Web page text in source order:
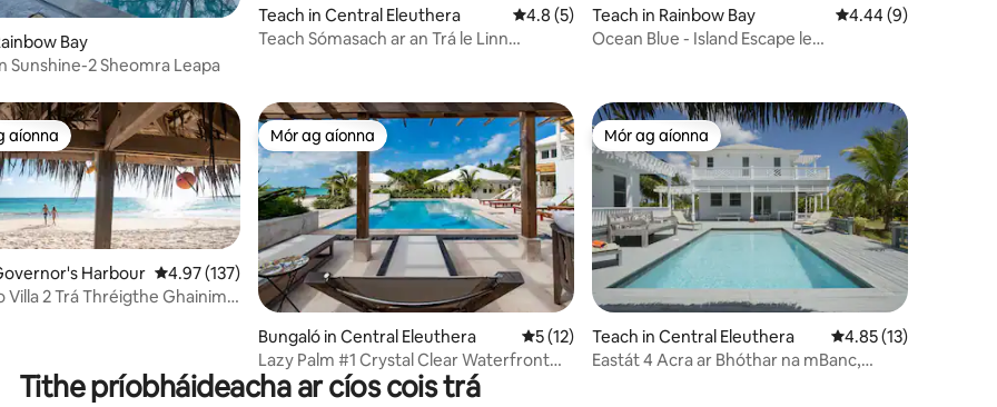
léirmheas
Bay
Sunshine-2 Sheomra Leapa
Teach in Central Eleuthera Meánrátáil 4.8 as 5, 5 léirmheas
4.8 (5)
Teach Sómasach ar an Trá le Linn
Teach in Rainbow Bay Meánrátáil 4.44 as
4.44 (9)
Ocean Blue - Island Escape le
ag aíonna
aíonna
Harbour Meánrátáil 4.97 as 5, 137 léirmheas
4.97 (137)
Villa 2 Trá Thréigthe Ghainimh
Mór ag aíonna
Mór ag aíonna
Bungaló in Central Eleuthera Meánrátáil 5 as 5, 12 léirmheas
5 (12)
Lazy Palm #1 Crystal Clear Waterfront
w/Linn Snámha
Mór ag aíonna
Mór ag aíonna
Teach in Central Eleuthera Meánrátáil 4.85 as 5,
4.85 (13)
Eastát 4 Acra ar Bhóthar na mBanc,
Tithe príobháideacha ar cíos cois trá